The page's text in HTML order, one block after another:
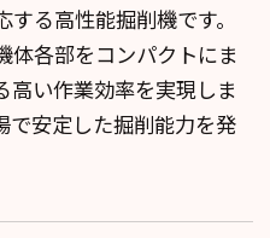
る高性能掘削機です。
体各部をコンパクトにま
高い作業効率を実現しま
で安定した掘削能力を発